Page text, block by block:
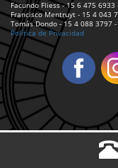
Facundo Fliess - 15 6 475
Francisco Mentruyt - 15 4 043
Tomás Dondo - 15 4 088 3797
Política de Privacidad